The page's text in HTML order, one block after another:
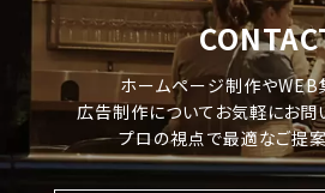
ホームページ制作やWEB
広告制作についてお気軽にお問
プロの視点で最適なご提案